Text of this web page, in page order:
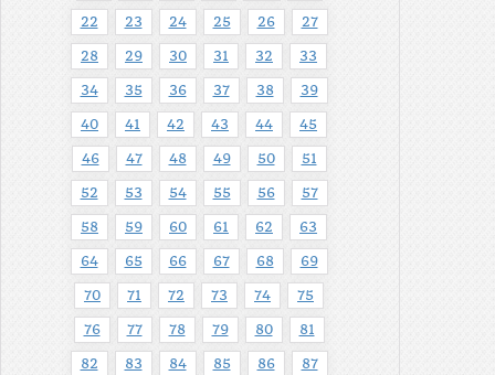
22 23 24 25 26 27
28 29 30 31 32 33
34 35 36 37 38 39
40 41 42 43 44 45
46 47 48 49 50 51
52 53 54 55 56 57
58 59 60 61 62 63
64 65 66 67 68 69
70 71 72 73 74 75
76 77 78 79 80 81
82 83 84 85 86 87